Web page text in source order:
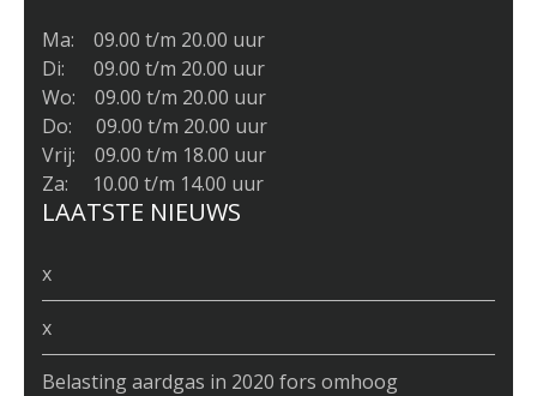
Ma: 09.00 t/m 20.00 uur
Di: 09.00 t/m 20.00 uur
Wo: 09.00 t/m 20.00 uur
Do: 09.00 t/m 20.00 uur
Vrij: 09.00 t/m 18.00 uur
Za: 10.00 t/m 14.00 uur
LAATSTE NIEUWS
x
x
Belasting aardgas in 2020 fors omhoog